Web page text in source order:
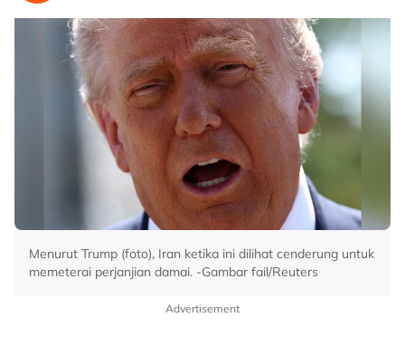
Menurut Trump (foto), Iran ketika ini dilihat cenderung untuk
memeterai perjanjian damai. -Gambar fail/Reuters
Advertisement